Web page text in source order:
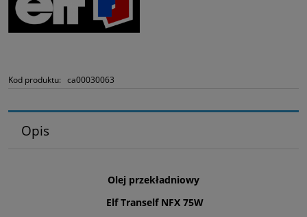
Kod produktu: ca00030063
Opis
Olej przekładniowy
Elf Tranself NFX 75W